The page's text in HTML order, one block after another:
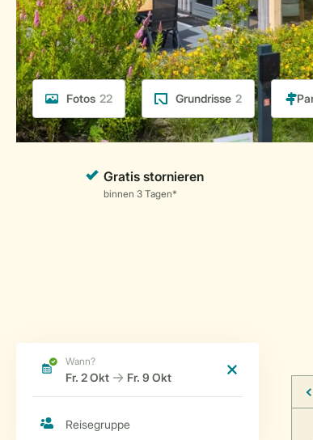
Fotos 22 Grundrisse 2